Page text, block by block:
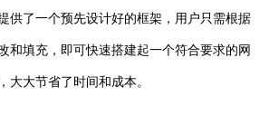
供了一个预先设计好的框架，用户只需根据
和填充，即可快速搭建起一个符合要求的网
大大节省了时间和成本。